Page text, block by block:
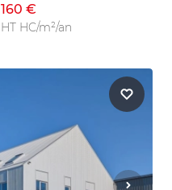
160 €
HT HC/m²/an